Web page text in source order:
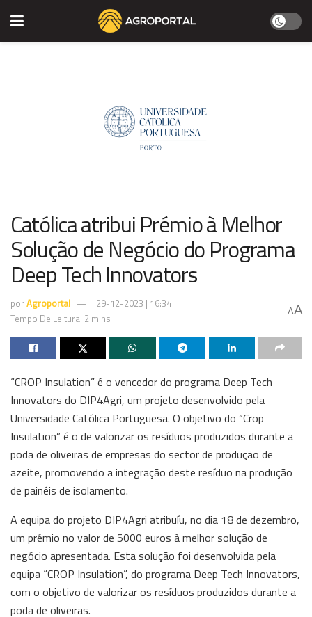
Católica atribui Prémio à Melhor
Solução de Negócio do Programa
Deep Tech Innovators
porAgroportal
29-12-2023 | 16:34
Tempo De Leitura: 2 mins
AA
“CROP Insulation” é o vencedor do programa Deep Tech
Innovators do DIP4Agri, um projeto desenvolvido pela
Universidade Católica Portuguesa. O objetivo do “Crop
Insulation” é o de valorizar os resíduos produzidos durante a
poda de oliveiras de empresas do sector de produção de
azeite, promovendo a integração deste resíduo na produção
de painéis de isolamento.
A equipa do projeto DIP4Agri atribuíu, no dia 18 de dezembro,
um prémio no valor de 5000 euros à melhor solução de
negócio apresentada. Esta solução foi desenvolvida pela
equipa “CROP Insulation”, do programa Deep Tech Innovators,
com o objetivo de valorizar os resíduos produzidos durante a
poda de oliveiras.